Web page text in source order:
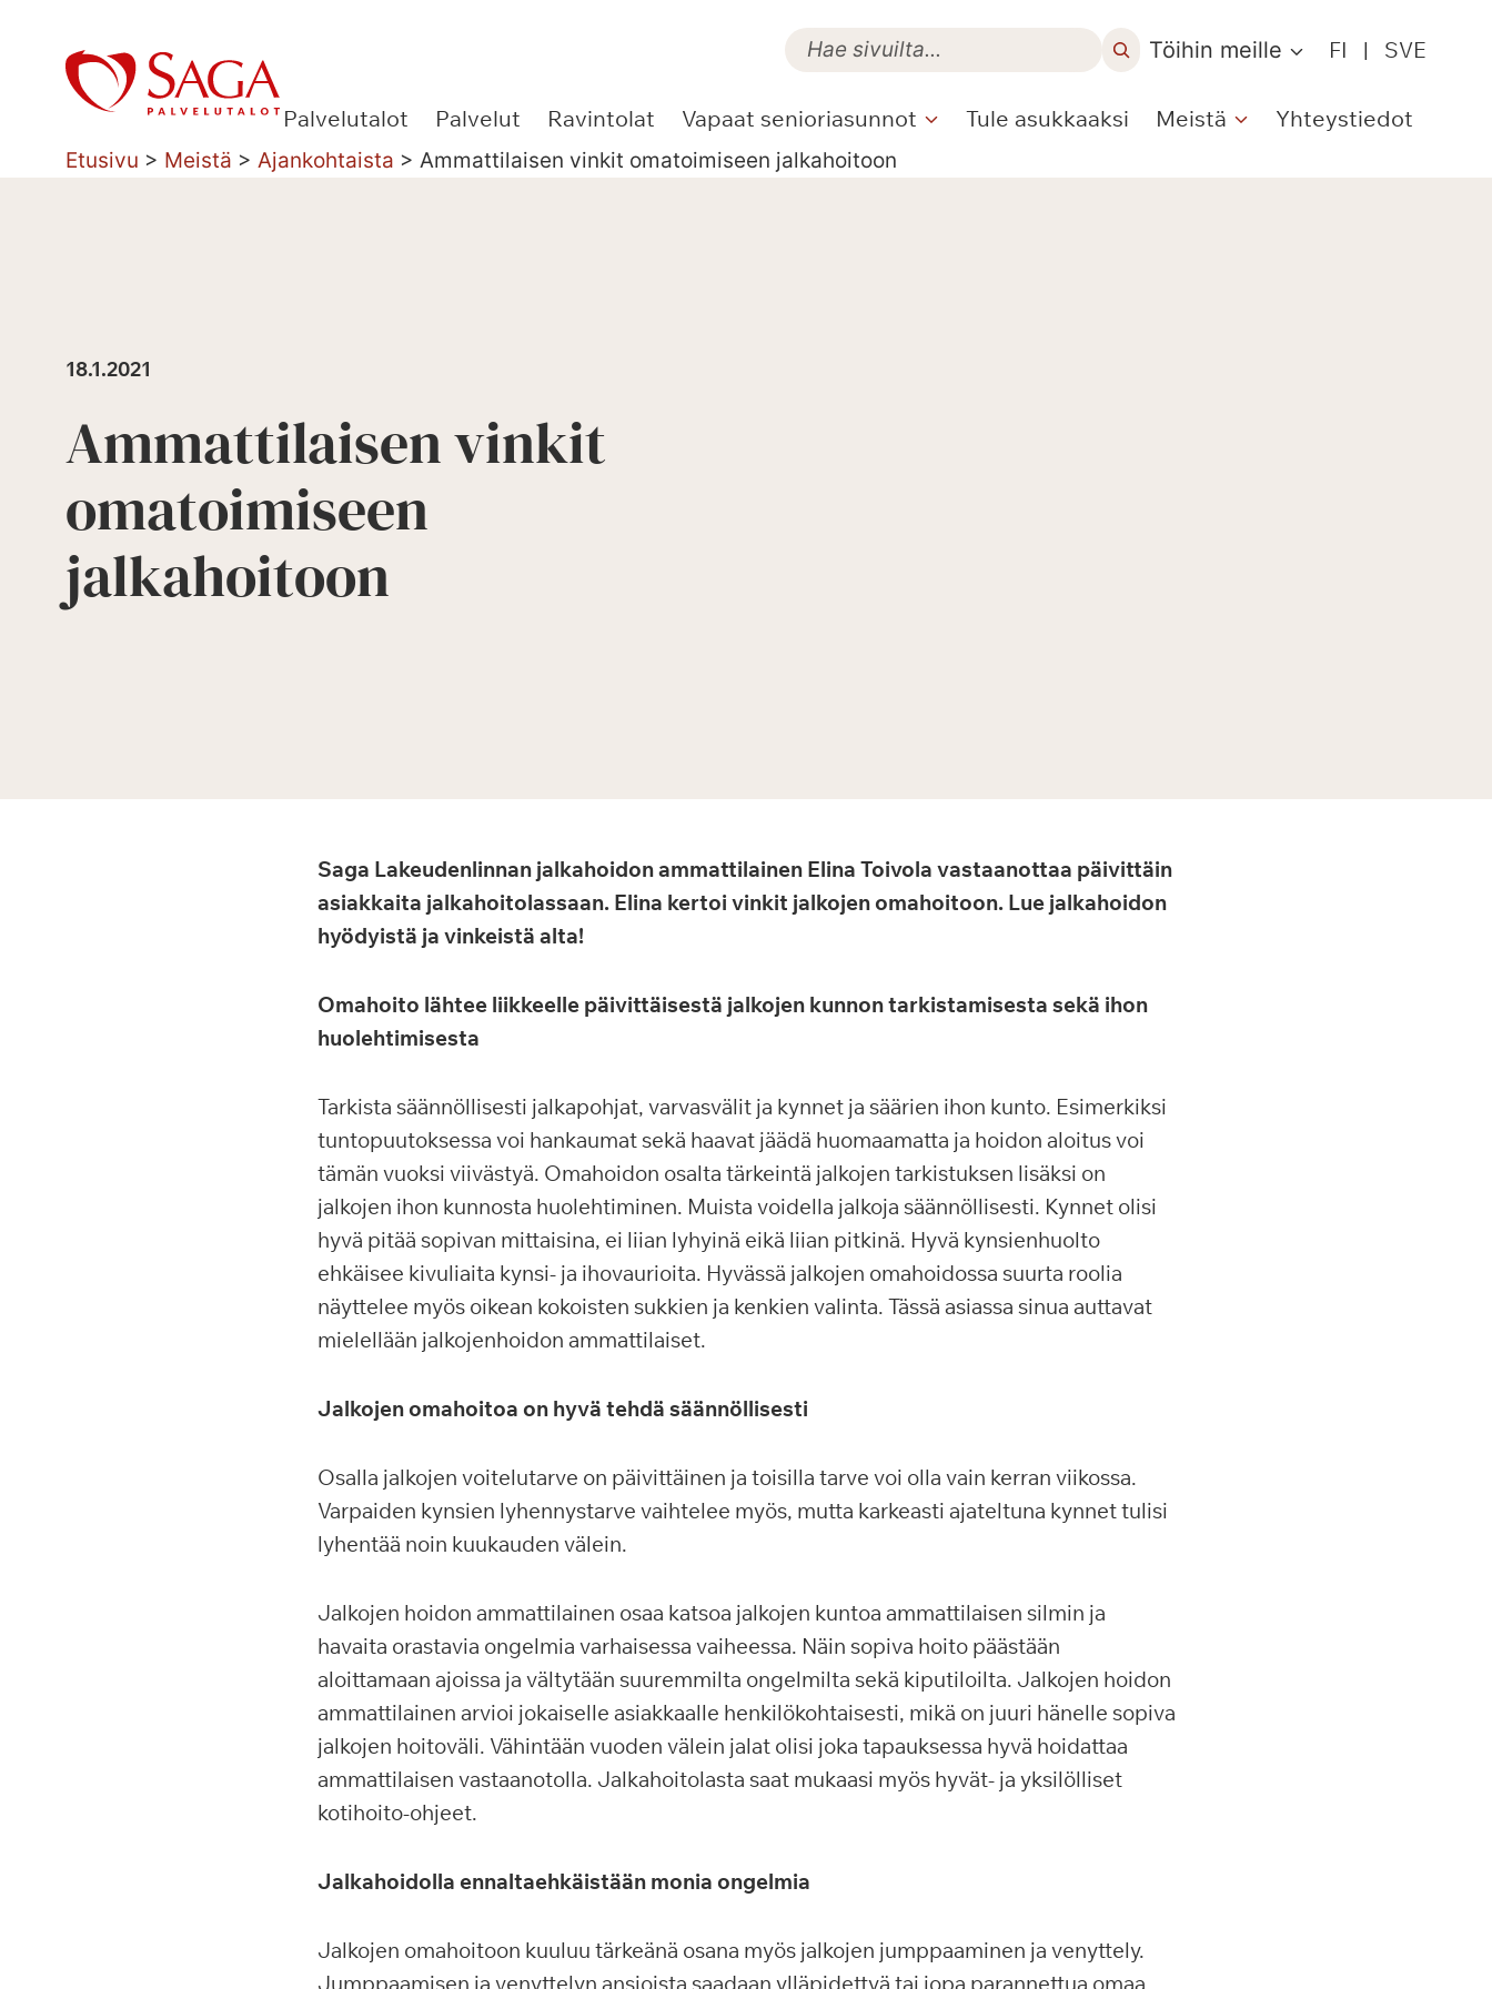
sisältöön
Töihin meille FI | SVE
Palvelutalot Palvelut Ravintolat Vapaat senioriasunnot Tule asukkaaksi Meistä Yhteystiedot
Etusivu > Meistä > Ajankohtaista > Ammattilaisen vinkit omatoimiseen jalkahoitoon
18.1.2021
Ammattilaisen vinkit
omatoimiseen
jalkahoitoon
Saga Lakeudenlinnan jalkahoidon ammattilainen Elina Toivola vastaanottaa päivittäin
asiakkaita jalkahoitolassaan. Elina kertoi vinkit jalkojen omahoitoon. Lue jalkahoidon
hyödyistä ja vinkeistä alta!
Omahoito lähtee liikkeelle päivittäisestä jalkojen kunnon tarkistamisesta sekä ihon
huolehtimisesta
Tarkista säännöllisesti jalkapohjat, varvasvälit ja kynnet ja säärien ihon kunto. Esimerkiksi
tuntopuutoksessa voi hankaumat sekä haavat jäädä huomaamatta ja hoidon aloitus voi
tämän vuoksi viivästyä. Omahoidon osalta tärkeintä jalkojen tarkistuksen lisäksi on
jalkojen ihon kunnosta huolehtiminen. Muista voidella jalkoja säännöllisesti. Kynnet olisi
hyvä pitää sopivan mittaisina, ei liian lyhyinä eikä liian pitkinä. Hyvä kynsienhuolto
ehkäisee kivuliaita kynsi- ja ihovaurioita. Hyvässä jalkojen omahoidossa suurta roolia
näyttelee myös oikean kokoisten sukkien ja kenkien valinta. Tässä asiassa sinua auttavat
mielellään jalkojenhoidon ammattilaiset.
Jalkojen omahoitoa on hyvä tehdä säännöllisesti
Osalla jalkojen voitelutarve on päivittäinen ja toisilla tarve voi olla vain kerran viikossa.
Varpaiden kynsien lyhennystarve vaihtelee myös, mutta karkeasti ajateltuna kynnet tulisi
lyhentää noin kuukauden välein.
Jalkojen hoidon ammattilainen osaa katsoa jalkojen kuntoa ammattilaisen silmin ja
havaita orastavia ongelmia varhaisessa vaiheessa. Näin sopiva hoito päästään
aloittamaan ajoissa ja vältytään suuremmilta ongelmilta sekä kiputiloilta. Jalkojen hoidon
ammattilainen arvioi jokaiselle asiakkaalle henkilökohtaisesti, mikä on juuri hänelle sopiva
jalkojen hoitoväli. Vähintään vuoden välein jalat olisi joka tapauksessa hyvä hoidattaa
ammattilaisen vastaanotolla. Jalkahoitolasta saat mukaasi myös hyvät- ja yksilölliset
kotihoito-ohjeet.
Jalkahoidolla ennaltaehkäistään monia ongelmia
Jalkojen omahoitoon kuuluu tärkeänä osana myös jalkojen jumppaaminen ja venyttely.
Jumppaamisen ja venyttelyn ansioista saadaan ylläpidettyä tai jopa parannettua omaa